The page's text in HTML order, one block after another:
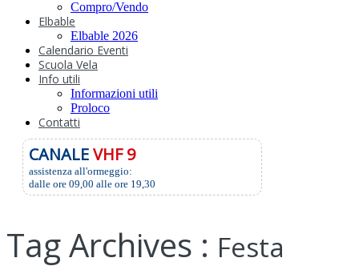
Compro/Vendo
Elbable
Elbable 2026
Calendario Eventi
Scuola Vela
Info utili
Informazioni utili
Proloco
Contatti
CANALEVHF 9
assistenza all'ormeggio:
dalle ore 09,00 alle ore 19,30
Tag Archives : Festa